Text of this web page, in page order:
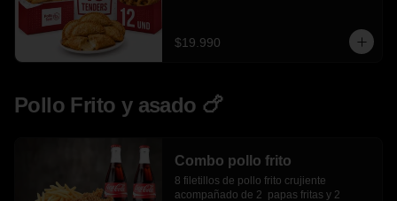
$19.990
Pollo Frito y asado 🍗
Combo pollo frito
8 filetillos de pollo frito crujiente
acompañado de 2  papas fritas y 2